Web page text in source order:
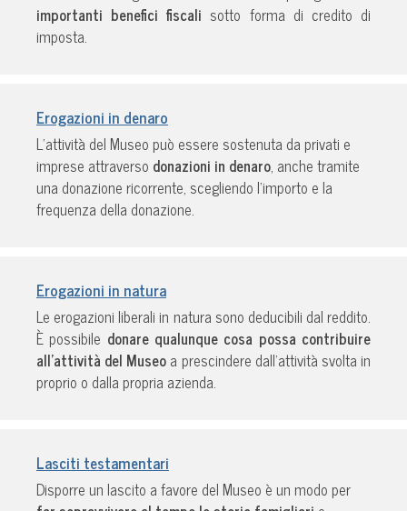
importanti benefici fiscali sotto forma di credito di
imposta.
Erogazioni in denaro
L’attività del Museo può essere sostenuta da privati e
imprese attraverso donazioni in denaro, anche tramite
una donazione ricorrente, scegliendo l’importo e la
frequenza della donazione.
Erogazioni in natura
Le erogazioni liberali in natura sono deducibili dal reddito.
È possibile donare qualunque cosa possa contribuire
all’attività del Museoa prescindere dall’attività svolta in
proprio o dalla propria azienda.
Lasciti testamentari
Disporre un lascito a favore del Museo è un modo per